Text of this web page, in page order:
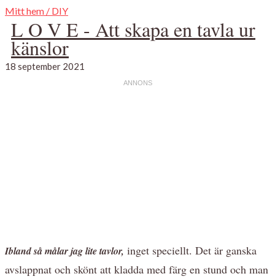
Mitt hem / DIY
L O V E - Att skapa en tavla ur
känslor
18 september 2021
Ibland så målar jag lite tavlor, inget speciellt. Det är ganska
avslappnat och skönt att kladda med färg en stund och man